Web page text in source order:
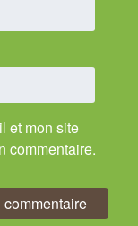
et mon site
commentaire.